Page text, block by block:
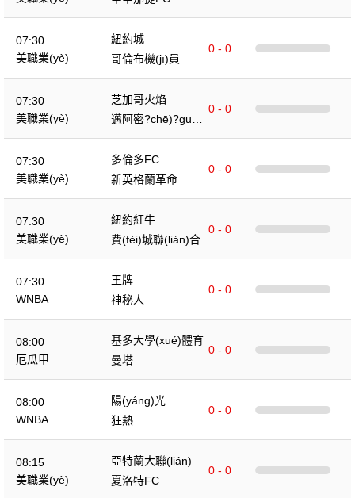
07:30
美職業(yè)
紐約城
0 - 0
哥倫布機(jī)員
07:30
美職業(yè)
芝加哥火焰
0 - 0
邁阿密?chē)?guó)
際
07:30
美職業(yè)
多倫多FC
0 - 0
新英格蘭革命
07:30
美職業(yè)
紐約紅牛
0 - 0
費(fèi)城聯(lián)合
07:30
WNBA
王牌
0 - 0
神秘人
08:00
厄瓜甲
基多大學(xué)體育
0 - 0
曼塔
08:00
WNBA
陽(yáng)光
0 - 0
狂熱
08:15
美職業(yè)
亞特蘭大聯(lián)
0 - 0
夏洛特FC